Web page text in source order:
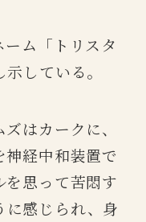
ム「トリスタ
している。
はカークに、
経中和装置で
思って苦悶す
感じられ、身